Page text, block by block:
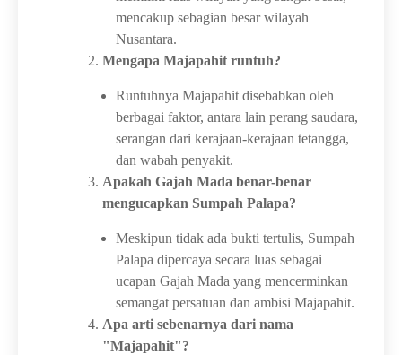
mencakup sebagian besar wilayah
Nusantara.
Mengapa Majapahit runtuh?
Runtuhnya Majapahit disebabkan oleh
berbagai faktor, antara lain perang saudara,
serangan dari kerajaan-kerajaan tetangga,
dan wabah penyakit.
Apakah Gajah Mada benar-benar
mengucapkan Sumpah Palapa?
Meskipun tidak ada bukti tertulis, Sumpah
Palapa dipercaya secara luas sebagai
ucapan Gajah Mada yang mencerminkan
semangat persatuan dan ambisi Majapahit.
Apa arti sebenarnya dari nama
"Majapahit"?